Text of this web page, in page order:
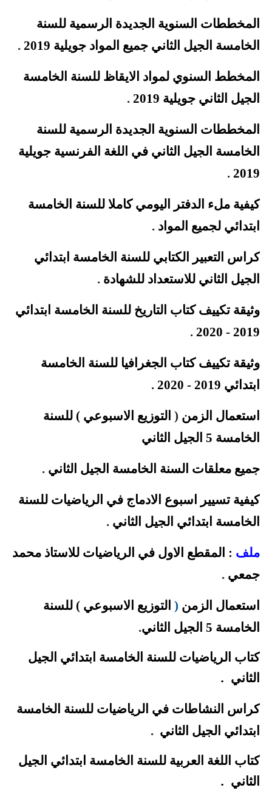
المخططات السنوية الجديدة الرسمية للسنة
الخامسة الجيل الثاني جميع المواد جويلية 2019
.
المخطط السنوي لمواد الايقاظ للسنة الخامسة
الجيل الثاني جويلية 2019
.
المخططات السنوية الجديدة الرسمية للسنة
الخامسة الجيل الثاني في اللغة الفرنسية جويلية
2019
.
كيفية ملء الدفتر اليومي كاملا للسنة الخامسة
ابتدائي لجميع المواد .
كراس التعبير الكتابي للسنة الخامسة ابتدائي
الجيل الثاني للاستعداد للشهادة .
وثيقة تكييف كتاب التاريخ للسنة الخامسة ابتدائي
2019 - 2020
.
وثيقة تكييف كتاب الجغرافيا للسنة الخامسة
ابتدائي 2019 - 2020
.
استعمال الزمن ( التوزيع الاسبوعي ) للسنة
الخامسة 5 الجيل الثاني
جميع معلقات السنة الخامسة الجيل الثاني .
كيفية تسيير اسبوع الادماج في الرياضيات للسنة
الخامسة ابتدائي الجيل الثاني .
ملف : المقطع الاول في الرياضيات للاستاذ محمد
جمعي .
استعمال الزمن ( التوزيع الاسبوعي ) للسنة
الخامسة 5 الجيل الثاني
.
كتاب الرياضيات للسنة الخامسة ابتدائي الجيل
الثاني .
كراس النشاطات في الرياضيات للسنة الخامسة
ابتدائي الجيل الثاني .
كتاب اللغة العربية للسنة الخامسة ابتدائي الجيل
الثاني .